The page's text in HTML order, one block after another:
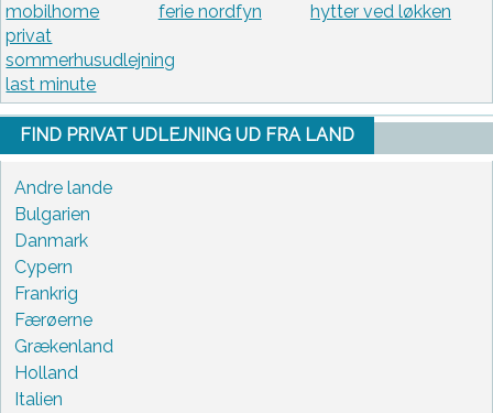
mobilhome
privat
sommerhusudlejning
last minute
ferie nordfyn
hytter ved løkken
FIND PRIVAT UDLEJNING UD FRA LAND
Andre lande
Bulgarien
Danmark
Cypern
Frankrig
Færøerne
Grækenland
Holland
Italien